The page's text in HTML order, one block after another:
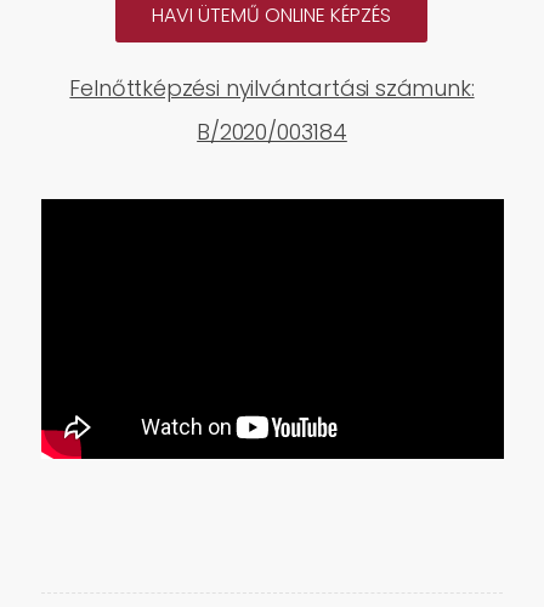
HAVI ÜTEMŰ ONLINE KÉPZÉS
Felnőttképzési nyilvántartási számunk:
B/2020/003184